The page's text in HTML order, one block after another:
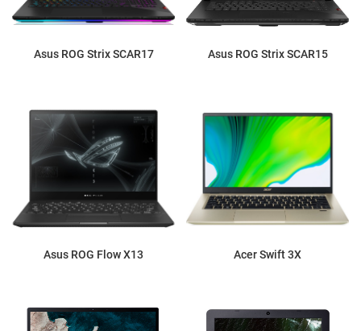
Asus ROG Strix SCAR17 Asus ROG Strix SCAR15
Asus ROG Flow X13 Acer Swift 3X